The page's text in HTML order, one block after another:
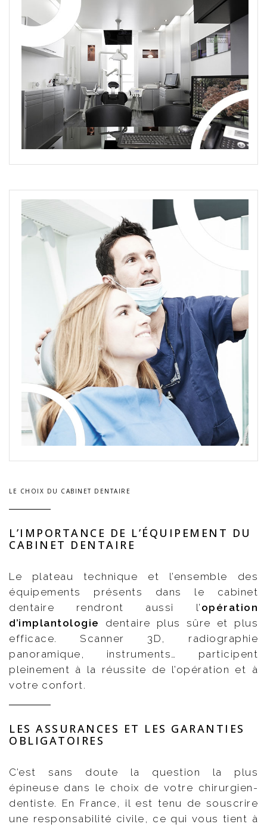
LE CHOIX DU CABINET DENTAIRE
L’IMPORTANCE DE L’ÉQUIPEMENT DU
CABINET DENTAIRE
Le plateau technique et l’ensemble des
équipements présents dans le cabinet
dentaire rendront aussi l’ opération
d’implantologie
dentaire plus sûre et plus
efficace. Scanner 3D, radiographie
panoramique, instruments… participent
pleinement à la réussite de l’opération et à
votre confort.
LES ASSURANCES ET LES GARANTIES
OBLIGATOIRES
C’est sans doute la question la plus
épineuse dans le choix de votre chirurgien-
dentiste. En France, il est tenu de souscrire
une responsabilité civile, ce qui vous tient à